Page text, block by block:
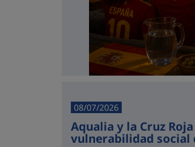
08/07/2026
Aqualia y la Cruz
vulnerabilidad social